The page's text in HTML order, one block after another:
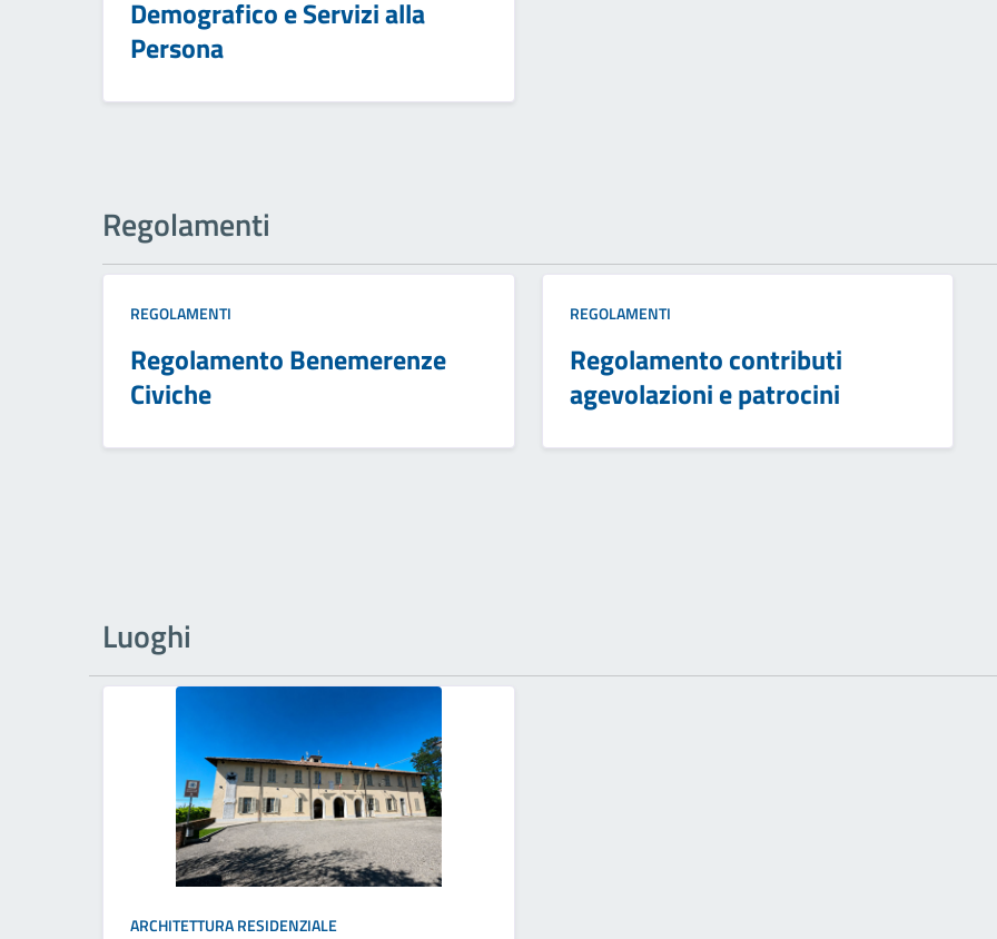
Demografico e Servizi alla
Persona
Regolamenti
REGOLAMENTI
Regolamento Benemerenze
Civiche
REGOLAMENTI
Regolamento contributi
agevolazioni e patrocini
Luoghi
ARCHITETTURA RESIDENZIALE